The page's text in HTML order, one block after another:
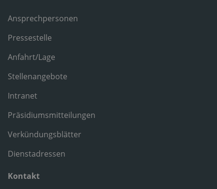
Ansprechpersonen
Pressestelle
Anfahrt/Lage
Stellenangebote
Intranet
Präsidiumsmitteilungen
Verkündungsblätter
Dienstadressen
Kontakt